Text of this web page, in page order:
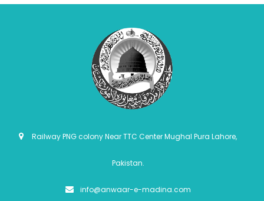
Railway PNG colony Near TTC Center Mughal Pura Lahore,
Pakistan.
info@anwaar-e-madina.com